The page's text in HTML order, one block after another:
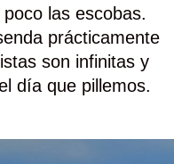
las escobas.
prácticamente
son infinitas y
día que pillemos.